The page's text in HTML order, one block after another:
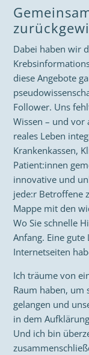
Dabei haben wir
diese Angebote
Follower. Uns
Wissen – und vor
reales Leben
Krankenkassen,
Patient:innen
innovative und
jede:r Betroffene
Mappe mit den
Wo Sie schnelle
Anfang. Eine
Internetseiten
Ich träume von
Raum haben, um
gelangen und
in dem
Und ich bin